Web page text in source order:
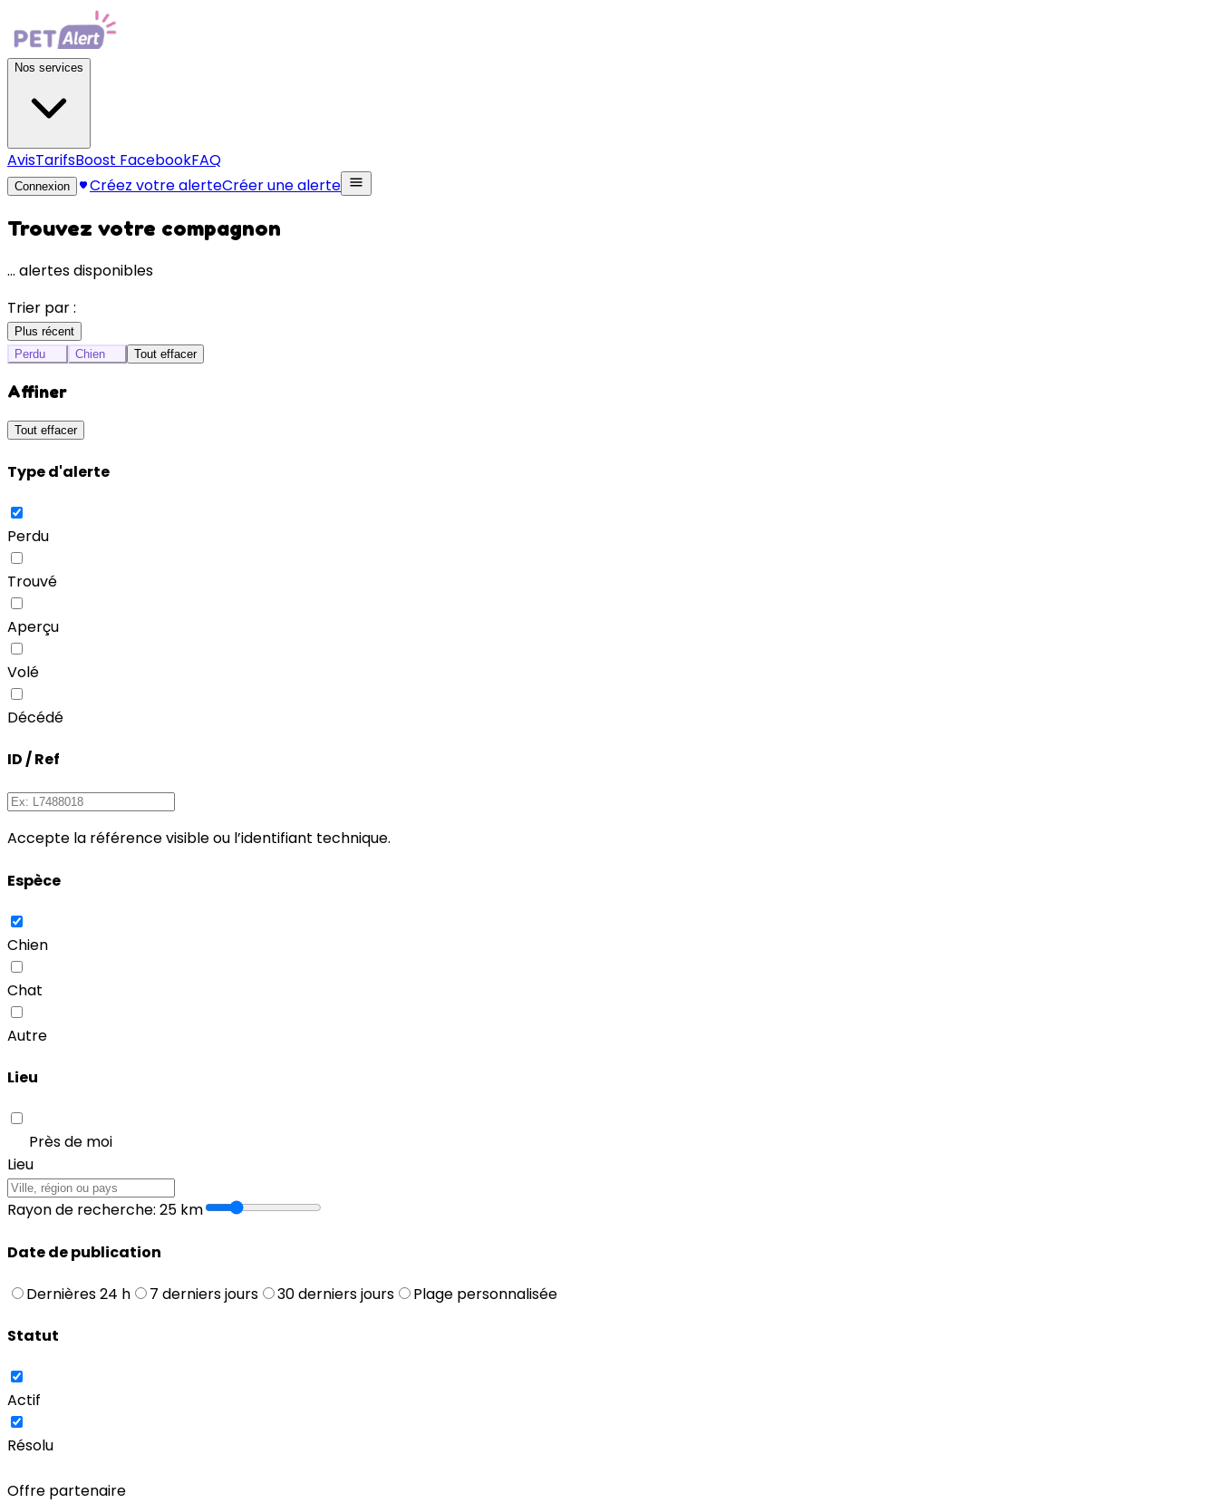
Nos services
AvisTarifsBoost FacebookFAQ
Connexion Créez votre alerteCréer une alerte
Trouvez votre compagnon
… alertes disponibles
Trier par :
Plus récent
Perdu
Chien Tout effacer
Affiner
Tout effacer
Type d'alerte
Perdu
Trouvé
Aperçu
Volé
Décédé
ID / Ref
Accepte la référence visible ou l’identifiant technique.
Espèce
Chien
Chat
Autre
Lieu
Près de moi
Lieu
Rayon de recherche: 25 km
Date de publication
Dernières 24 h 7 derniers jours 30 derniers jours Plage personnalisée
Statut
Actif
Résolu
Offre partenaire